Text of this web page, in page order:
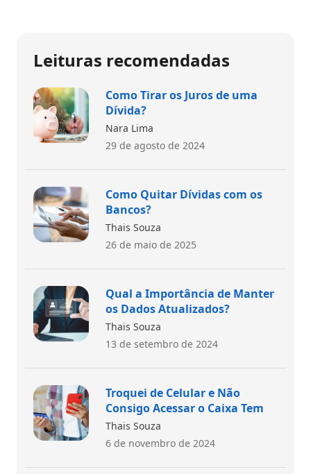
Leituras recomendadas
Como Tirar os Juros de uma
Dívida?
Nara Lima
29 de agosto de 2024
Como Quitar Dívidas com os
Bancos?
Thais Souza
26 de maio de 2025
Qual a Importância de Manter
os Dados Atualizados?
Thais Souza
13 de setembro de 2024
Troquei de Celular e Não
Consigo Acessar o Caixa Tem
Thais Souza
6 de novembro de 2024